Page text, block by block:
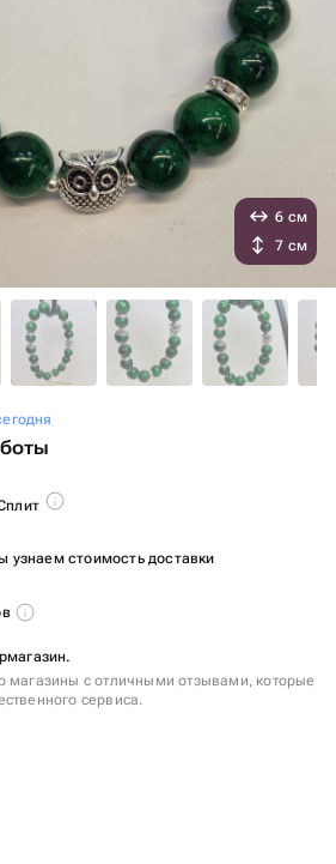
узнаем стоимость доставки
магазины с отличными отзывами, которые
сервиса.
6 см
7 см